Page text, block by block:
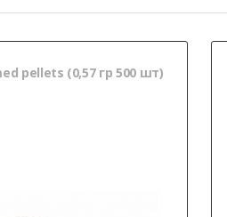
pellets (0,57 гр 500 шт)